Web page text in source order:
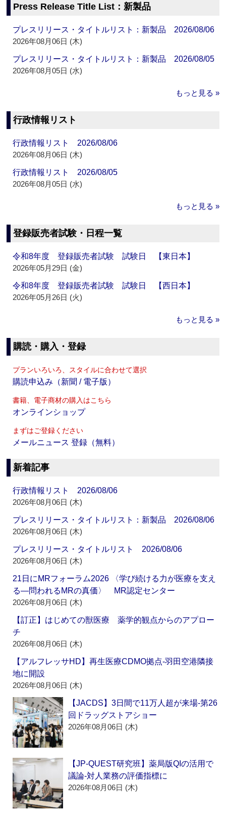
Press Release Title List：新製品
プレスリリース・タイトルリスト：新製品 2026/08/06
2026年08月06日 (木)
プレスリリース・タイトルリスト：新製品 2026/08/05
2026年08月05日 (水)
もっと見る »
行政情報リスト
行政情報リスト 2026/08/06
2026年08月06日 (木)
行政情報リスト 2026/08/05
2026年08月05日 (水)
もっと見る »
登録販売者試験・日程一覧
令和8年度 登録販売者試験 試験日 【東日本】
2026年05月29日 (金)
令和8年度 登録販売者試験 試験日 【西日本】
2026年05月26日 (火)
もっと見る »
購読・購入・登録
プランいろいろ、スタイルに合わせて選択
購読申込み（新聞 / 電子版）
書籍、電子商材の購入はこちら
オンラインショップ
まずはご登録ください
メールニュース 登録（無料）
新着記事
行政情報リスト 2026/08/06
2026年08月06日 (木)
プレスリリース・タイトルリスト：新製品 2026/08/06
2026年08月06日 (木)
プレスリリース・タイトルリスト 2026/08/06
2026年08月06日 (木)
21日にMRフォーラム2026 〈学び続ける力が医療を支え
る―問われるMRの真価〉 MR認定センター
2026年08月06日 (木)
【訂正】はじめての獣医療 薬学的観点からのアプロー
チ
2026年08月06日 (木)
【アルフレッサHD】再生医療CDMO拠点‐羽田空港隣接
地に開設
2026年08月06日 (木)
【JACDS】3日間で11万人超が来場‐第26
回ドラッグストアショー
2026年08月06日 (木)
【JP-QUEST研究班】薬局版QIの活用で
議論‐対人業務の評価指標に
2026年08月06日 (木)